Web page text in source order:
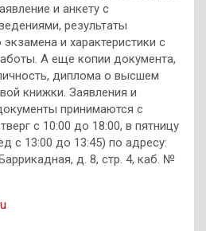
и анкету с
результаты
и характеристики с
А еще копии документа,
диплома о высшем
книжки. Заявления и
принимаются с
с 10:00 до 18:00, в пятницу
с 13:00 до 13:45) по адресу:
д. 8, стр. 4, каб. №